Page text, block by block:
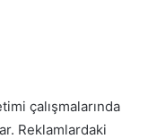
çalışmalarında
Reklamlardaki